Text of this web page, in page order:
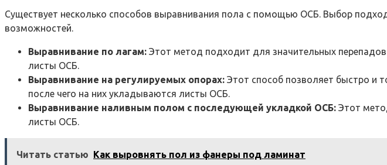
Существует несколько способов выравнивания пола с помощью ОСБ. Выбор
возможностей.
Выравнивание по лагам: Этот метод подходит для значительных
листы ОСБ.
Выравнивание на регулируемых опорах: Этот способ позволяет быстро и
после чего на них укладываются листы ОСБ.
Выравнивание наливным полом с последующей укладкой ОСБ: Этот
листы ОСБ.
Читать статью Как выровнять пол из фанеры под ламинат